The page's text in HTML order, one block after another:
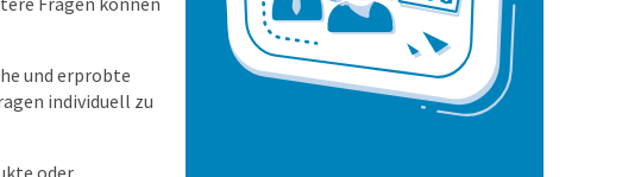
und erprobte
individuell zu
oder